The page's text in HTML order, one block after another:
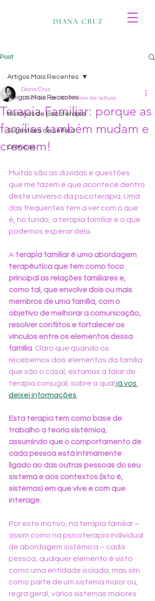
Post
Artigos Mais Recentes
Histórias de psicoterapia
Sugestões de Leitura
Crónicas
Artigos Mais Recentes
Terapia Familiar: porque as
famílias também mudam e
crescem!
Diana Cruz
17 de out. de 2024 4 min de leitura
Muitas são as dúvidas e questões
que me fazem e que acontece dentro
deste universo da psicoterapia. Uma
das frequentes tem a ver com o que
é, no fundo, a terapia familiar e o que
podemos esperar dela.
A terapia familiar é uma abordagem
terapêutica que tem como foco
principal as relações familiares e,
como tal, que envolve dois ou mais
membros de uma família, com o
objetivo de melhorar a comunicação,
resolver conflitos e fortalecer os
vínculos entre os elementos dessa
família . Claro que quando os
recebemos dois elementos da família
que são o casal, estamos a falar de
terapia conjugal, sobre a qual já vos
deixei informações
Esta terapia tem como base de
trabalho a teoria sistémica,
assumindo que o comportamento de
cada pessoa está intimamente
ligado ao das outras pessoas do seu
sistema e aos contextos (isto é,
sistemas) em que vive e com que
interage.
Por este motivo, na terapia familiar –
assim como na psicoterapia individual
de abordagem sistémica – cada
pessoa, qualquer elemento é visto
como uma entidade isolada, mas sim
como parte de um sistema maior ou,
regra geral, vários sistemas maiores